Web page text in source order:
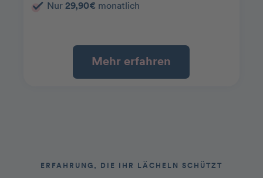
Nur 29,90€monatlich
Mehr erfahren
ERFAHRUNG, DIE IHR LÄCHELN SCHÜTZT